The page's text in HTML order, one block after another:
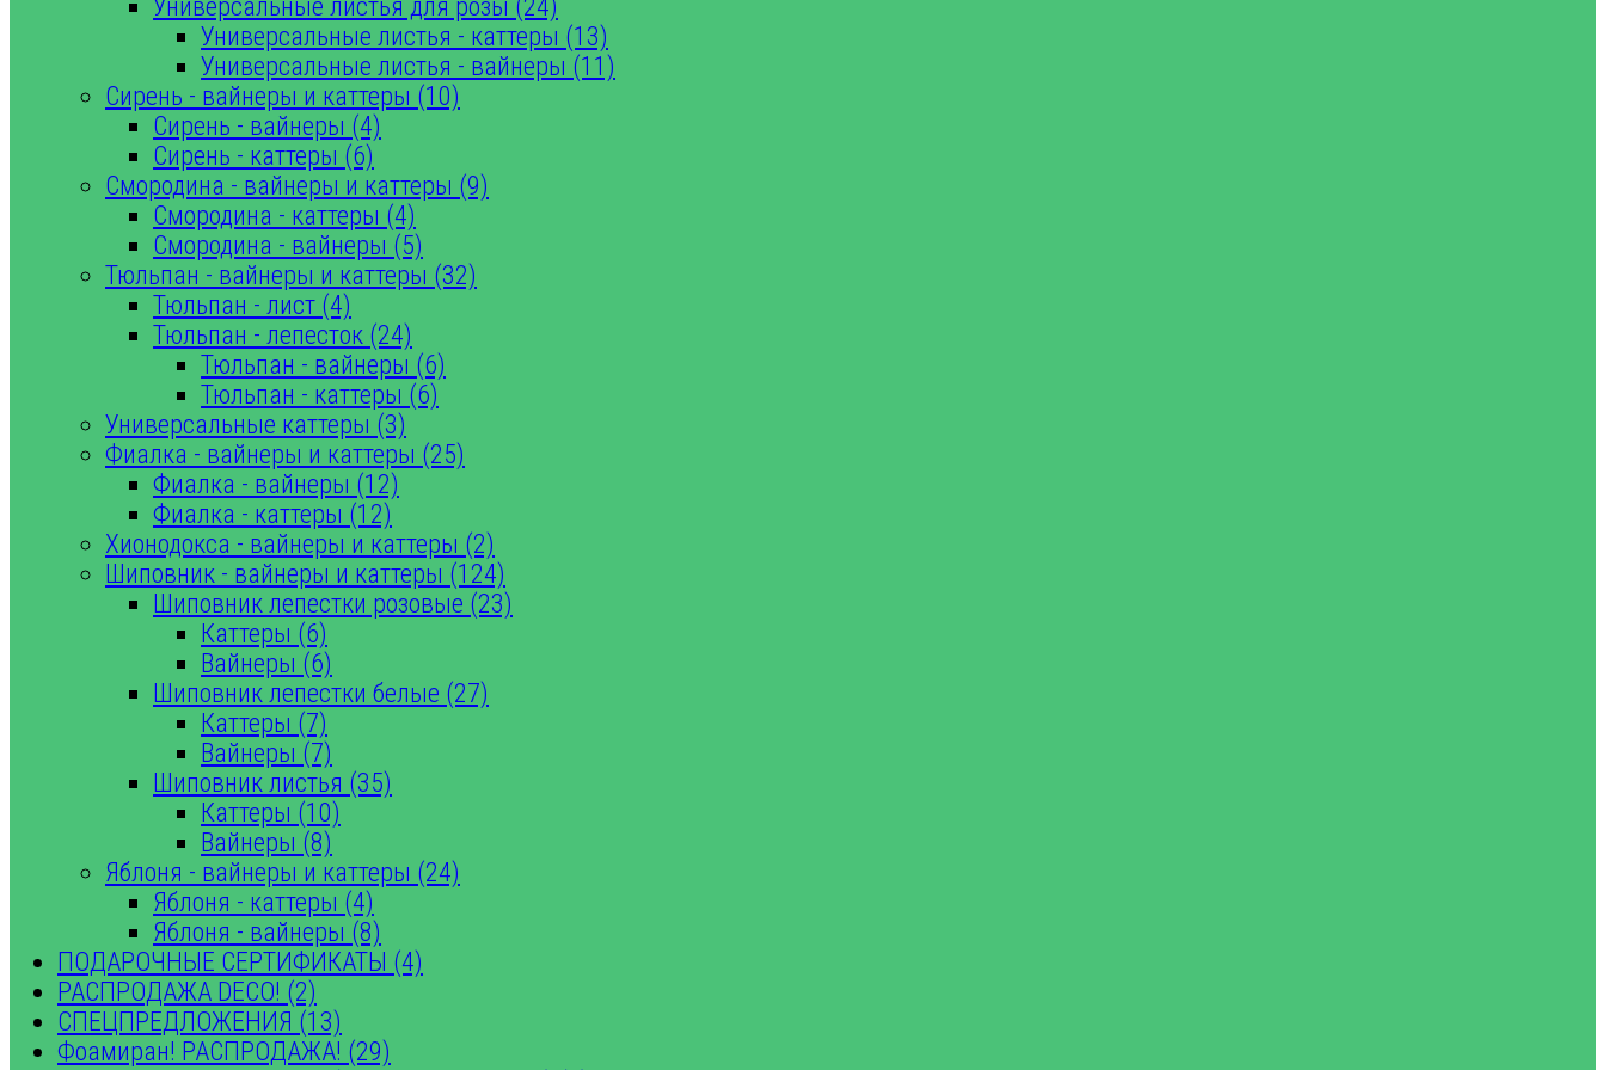
Универсальные листья для розы (24)
Универсальные листья - каттеры (13)
Универсальные листья - вайнеры (11)
Сирень - вайнеры и каттеры (10)
Сирень - вайнеры (4)
Сирень - каттеры (6)
Смородина - вайнеры и каттеры (9)
Смородина - каттеры (4)
Смородина - вайнеры (5)
Тюльпан - вайнеры и каттеры (32)
Тюльпан - лист (4)
Тюльпан - лепесток (24)
Тюльпан - вайнеры (6)
Тюльпан - каттеры (6)
Универсальные каттеры (3)
Фиалка - вайнеры и каттеры (25)
Фиалка - вайнеры (12)
Фиалка - каттеры (12)
Хионодокса - вайнеры и каттеры (2)
Шиповник - вайнеры и каттеры (124)
Шиповник лепестки розовые (23)
Каттеры (6)
Вайнеры (6)
Шиповник лепестки белые (27)
Каттеры (7)
Вайнеры (7)
Шиповник листья (35)
Каттеры (10)
Вайнеры (8)
Яблоня - вайнеры и каттеры (24)
Яблоня - каттеры (4)
Яблоня - вайнеры (8)
ПОДАРОЧНЫЕ СЕРТИФИКАТЫ (4)
РАСПРОДАЖА DECO! (2)
СПЕЦПРЕДЛОЖЕНИЯ (13)
Фоамиран! РАСПРОДАЖА! (29)